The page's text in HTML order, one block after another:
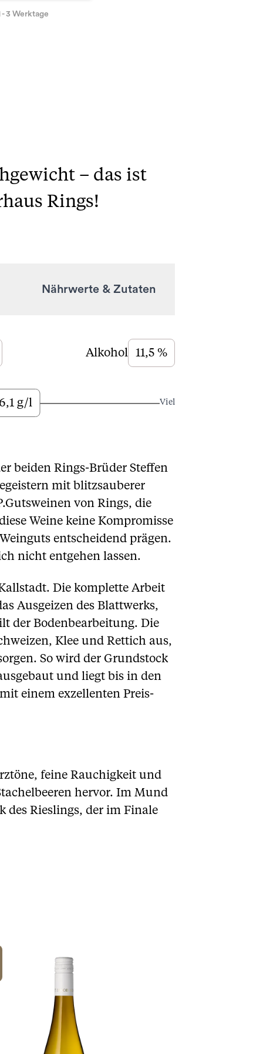
3 Werktage
– das ist
Rings!
Nährwerte & Zutaten
Alkohol
11,5 %
6,1 g/l Viel
beiden Rings-Brüder Steffen
mit blitzsauberer
von Rings, die
Weine keine Kompromisse
entscheidend prägen.
nicht entgehen lassen.
Die komplette Arbeit
Ausgeizen des Blattwerks,
der Bodenbearbeitung. Die
Klee und Rettich aus,
So wird der Grundstock
und liegt bis in den
einem exzellenten Preis-
feine Rauchigkeit und
hervor. Im Mund
Rieslings, der im Finale